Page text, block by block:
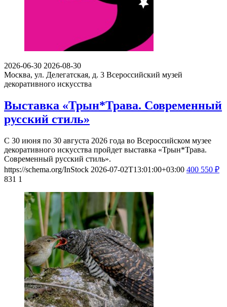
2026-06-30 2026-08-30
Москва, ул. Делегатская, д. 3 Всероссийский музей
декоративного искусства
Выставка «Трын*Трава. Современный
русский стиль»
С 30 июня по 30 августа 2026 года во Всероссийском музее
декоративного искусства пройдет выставка «Трын*Трава.
Современный русский стиль».
https://schema.org/InStock 2026-07-02T13:01:00+03:00 400 550 ₽
831 1